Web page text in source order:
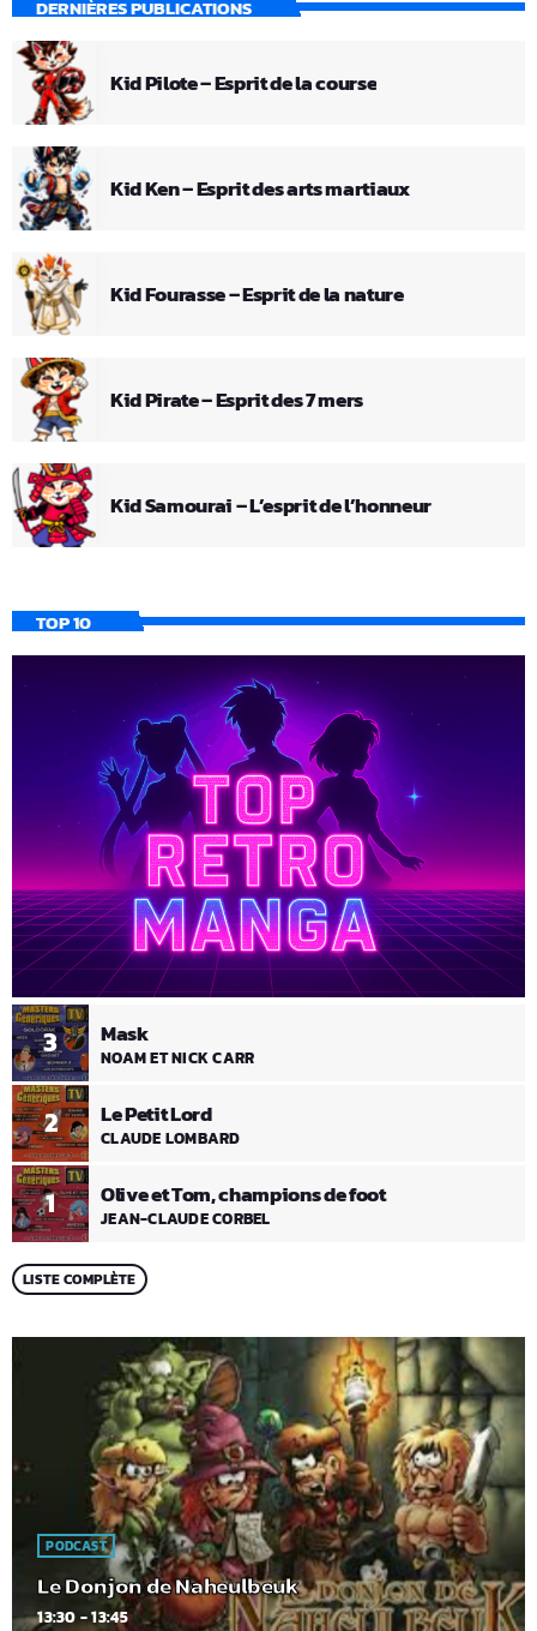
DERNIÈRES PUBLICATIONS
Kid Pilote – Esprit de la course
Kid Ken – Esprit des arts martiaux
Kid Fourasse – Esprit de la nature
Kid Pirate – Esprit des 7 mers
Kid Samourai – L’esprit de l’honneur
TOP 10
1 Olive et Tom, champions de foot
JEAN-CLAUDE CORBEL
2 Le Petit Lord
CLAUDE LOMBARD
3 Mask
NOAM ET NICK CARR
LISTE COMPLÈTE
PODCAST
Le Donjon de Naheulbeuk
13:30 - 13:45